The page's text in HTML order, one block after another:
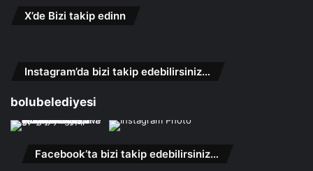
X’de Bizi takip edinn
Instagram’da bizi takip edebilirsiniz…
bolubelediyesi
Facebook’ta bizi takip edebilirsiniz…